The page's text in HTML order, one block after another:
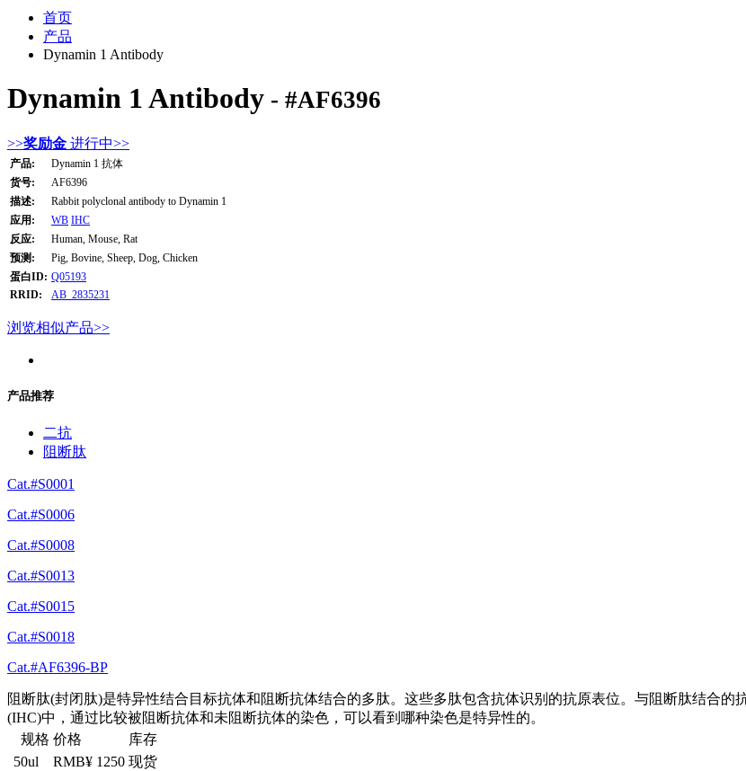
首页
产品
Dynamin 1 Antibody
Dynamin 1 Antibody - #AF6396
>>奖励金 进行中>>
产品:
Dynamin 1 抗体
货号:
AF6396
描述:
Rabbit polyclonal antibody to Dynamin 1
应用:
WB IHC
反应:
Human, Mouse, Rat
预测:
Pig, Bovine, Sheep, Dog, Chicken
蛋白ID: Q05193
RRID:
AB_2835231
浏览相似产品>>
产品推荐
二抗
阻断肽
Cat.#S0001
Cat.#S0006
Cat.#S0008
Cat.#S0013
Cat.#S0015
Cat.#S0018
Cat.#AF6396-BP
阻断肽(封闭肽)是特异性结合目标抗体和阻断抗体结合的多肽。这些多肽包含抗体识别的抗原表位。与阻断肽结合
(IHC)中，通过比较被阻断抗体和未阻断抗体的染色，可以看到哪种染色是特异性的。
规格 价格
库存
50ul
RMB¥ 1250 现货